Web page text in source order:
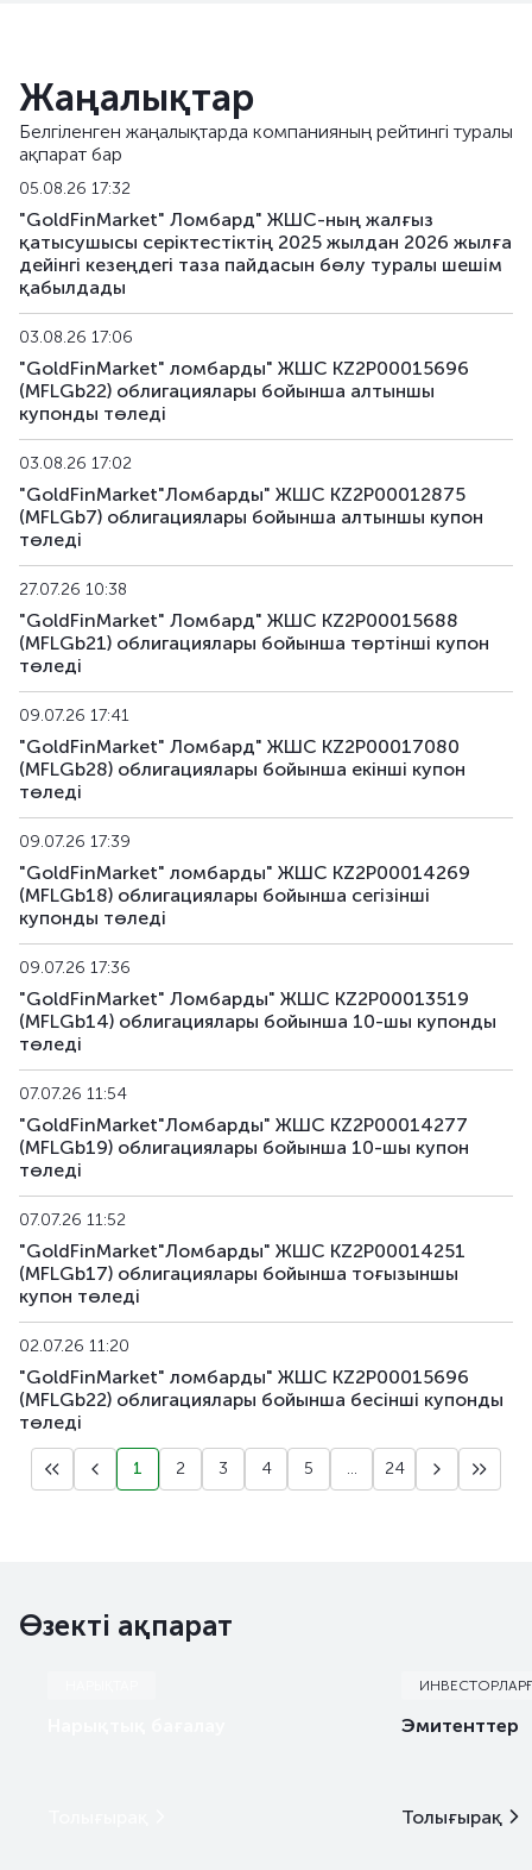
MFLGb23 KZ2P00015779
MFLGb24
MFLGb25 KZ2P00017056 альтернативті
MFLGb26 KZ2P00017064 альтернативті
MFLGb27 KZ2P00017072 альтернативті
MFLGb28 KZ2P00017080 альтернативті
Жаңалықтар
Белгіленген жаңалықтарда компанияның рейтингі туралы
ақпарат бар
05.08.26 17:32
"GoldFinMarket" Ломбард" ЖШС-ның жалғыз
қатысушысы серіктестіктің 2025 жылдан 2026 жылға
дейінгі кезеңдегі таза пайдасын бөлу туралы шешім
қабылдады
03.08.26 17:06
"GoldFinMarket" ломбарды" ЖШС KZ2P00015696
(MFLGb22) облигациялары бойынша алтыншы
купонды төледі
03.08.26 17:02
"GoldFinMarket"Ломбарды" ЖШС KZ2P00012875
(MFLGb7) облигациялары бойынша алтыншы купон
төледі
27.07.26 10:38
"GoldFinMarket" Ломбард" ЖШС KZ2P00015688
(MFLGb21) облигациялары бойынша төртінші купон
төледі
09.07.26 17:41
"GoldFinMarket" Ломбард" ЖШС KZ2P00017080
(MFLGb28) облигациялары бойынша екінші купон
төледі
09.07.26 17:39
"GoldFinMarket" ломбарды" ЖШС KZ2P00014269
(MFLGb18) облигациялары бойынша сегiзiншi
купонды төледі
09.07.26 17:36
"GoldFinMarket" Ломбарды" ЖШС KZ2P00013519
(MFLGb14) облигациялары бойынша 10-шы купонды
төледі
07.07.26 11:54
"GoldFinMarket"Ломбарды" ЖШС KZ2P00014277
(MFLGb19) облигациялары бойынша 10-шы купон
төледі
07.07.26 11:52
"GoldFinMarket"Ломбарды" ЖШС KZ2P00014251
(MFLGb17) облигациялары бойынша тоғызыншы
купон төледі
02.07.26 11:20
"GoldFinMarket" ломбарды" ЖШС KZ2P00015696
(MFLGb22) облигациялары бойынша бесiншi купонды
төледі
1 2 3 4 5 ... 24
Өзекті ақпарат
Эмитенттер
Толығырақ